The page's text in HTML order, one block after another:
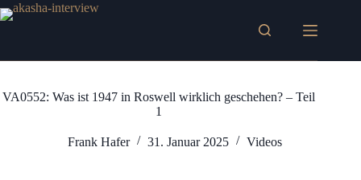
Zum
Inhalt
VA0552: Was ist 1947 in Roswell wirklich geschehen? – Teil
1
Frank Hafer 31. Januar 2025 Videos